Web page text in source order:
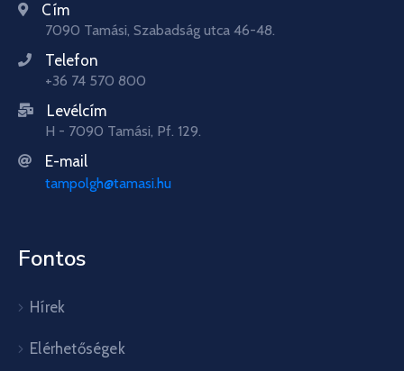
Cím
7090 Tamási, Szabadság utca 46-48.
Telefon
+36 74 570 800
Levélcím
H - 7090 Tamási, Pf. 129.
E-mail
tampolgh@tamasi.hu
Fontos
Hírek
Elérhetőségek